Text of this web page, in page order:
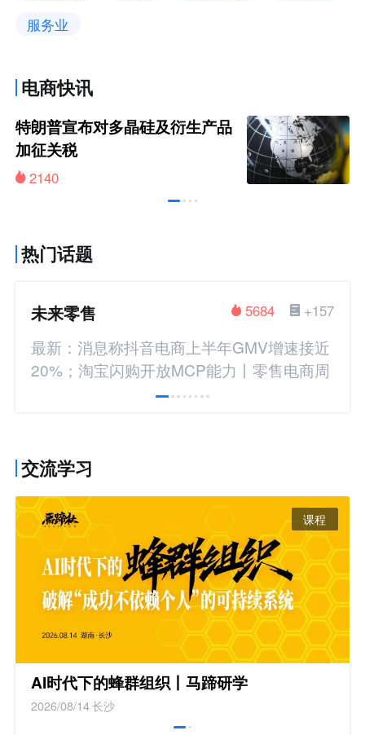
服务业
电商快讯
特朗普宣布对多晶硅及衍生产品
加征关税
2140
热门话题
未来零售 +157
5684
最新：消息称抖音电商上半年GMV增速接近
20%；淘宝闪购开放MCP能力丨零售电商周
交流学习
课程
AI时代下的蜂群组织丨马蹄研学
2026/08/14长沙